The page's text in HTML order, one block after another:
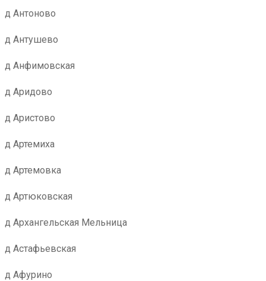
д Антоново
д Антушево
д Анфимовская
д Аридово
д Аристово
д Артемиха
д Артемовка
д Артюковская
д Архангельская Мельница
д Астафьевская
д Афурино